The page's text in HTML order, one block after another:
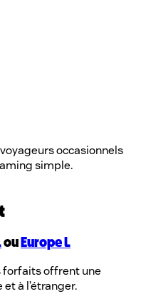
occasionnels
simple.
ou Europe L
forfaits offrent une
à l’étranger.